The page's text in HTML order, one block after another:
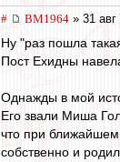
# BM1964 » 31
Ну "раз пошла
Пост Ехидны
Однажды в мой
Его звали Миша
что при ближайшем
собственно и